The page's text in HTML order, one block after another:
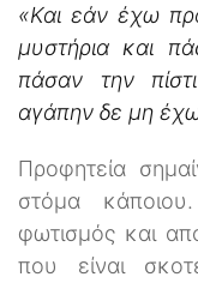
«Και εάν έχω
μυστήρια και
πάσαν την
αγάπην δε μη
Προφητεία
στόμα
φωτισμός και
που είναι